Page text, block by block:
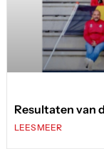
Resultaten van
LEES MEER